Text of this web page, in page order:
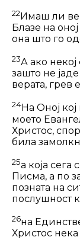
22Имаш ли
Блазе на
она што го
23А ако некој
зашто не
верата, грев
24На Оној
моето
Христос,
била
25а која сега
Писма, а по
позната на
послушност
26на
Христос